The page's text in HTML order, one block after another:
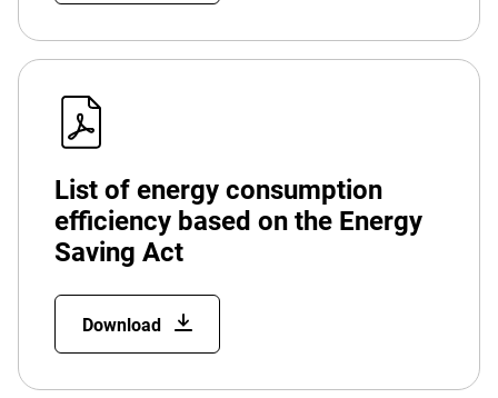
List of energy consumption
efficiency based on the Energy
Saving Act
Download